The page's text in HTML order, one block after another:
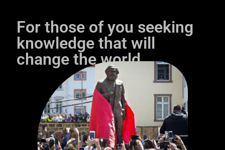
For those of you seeking
knowledge that will
change the world